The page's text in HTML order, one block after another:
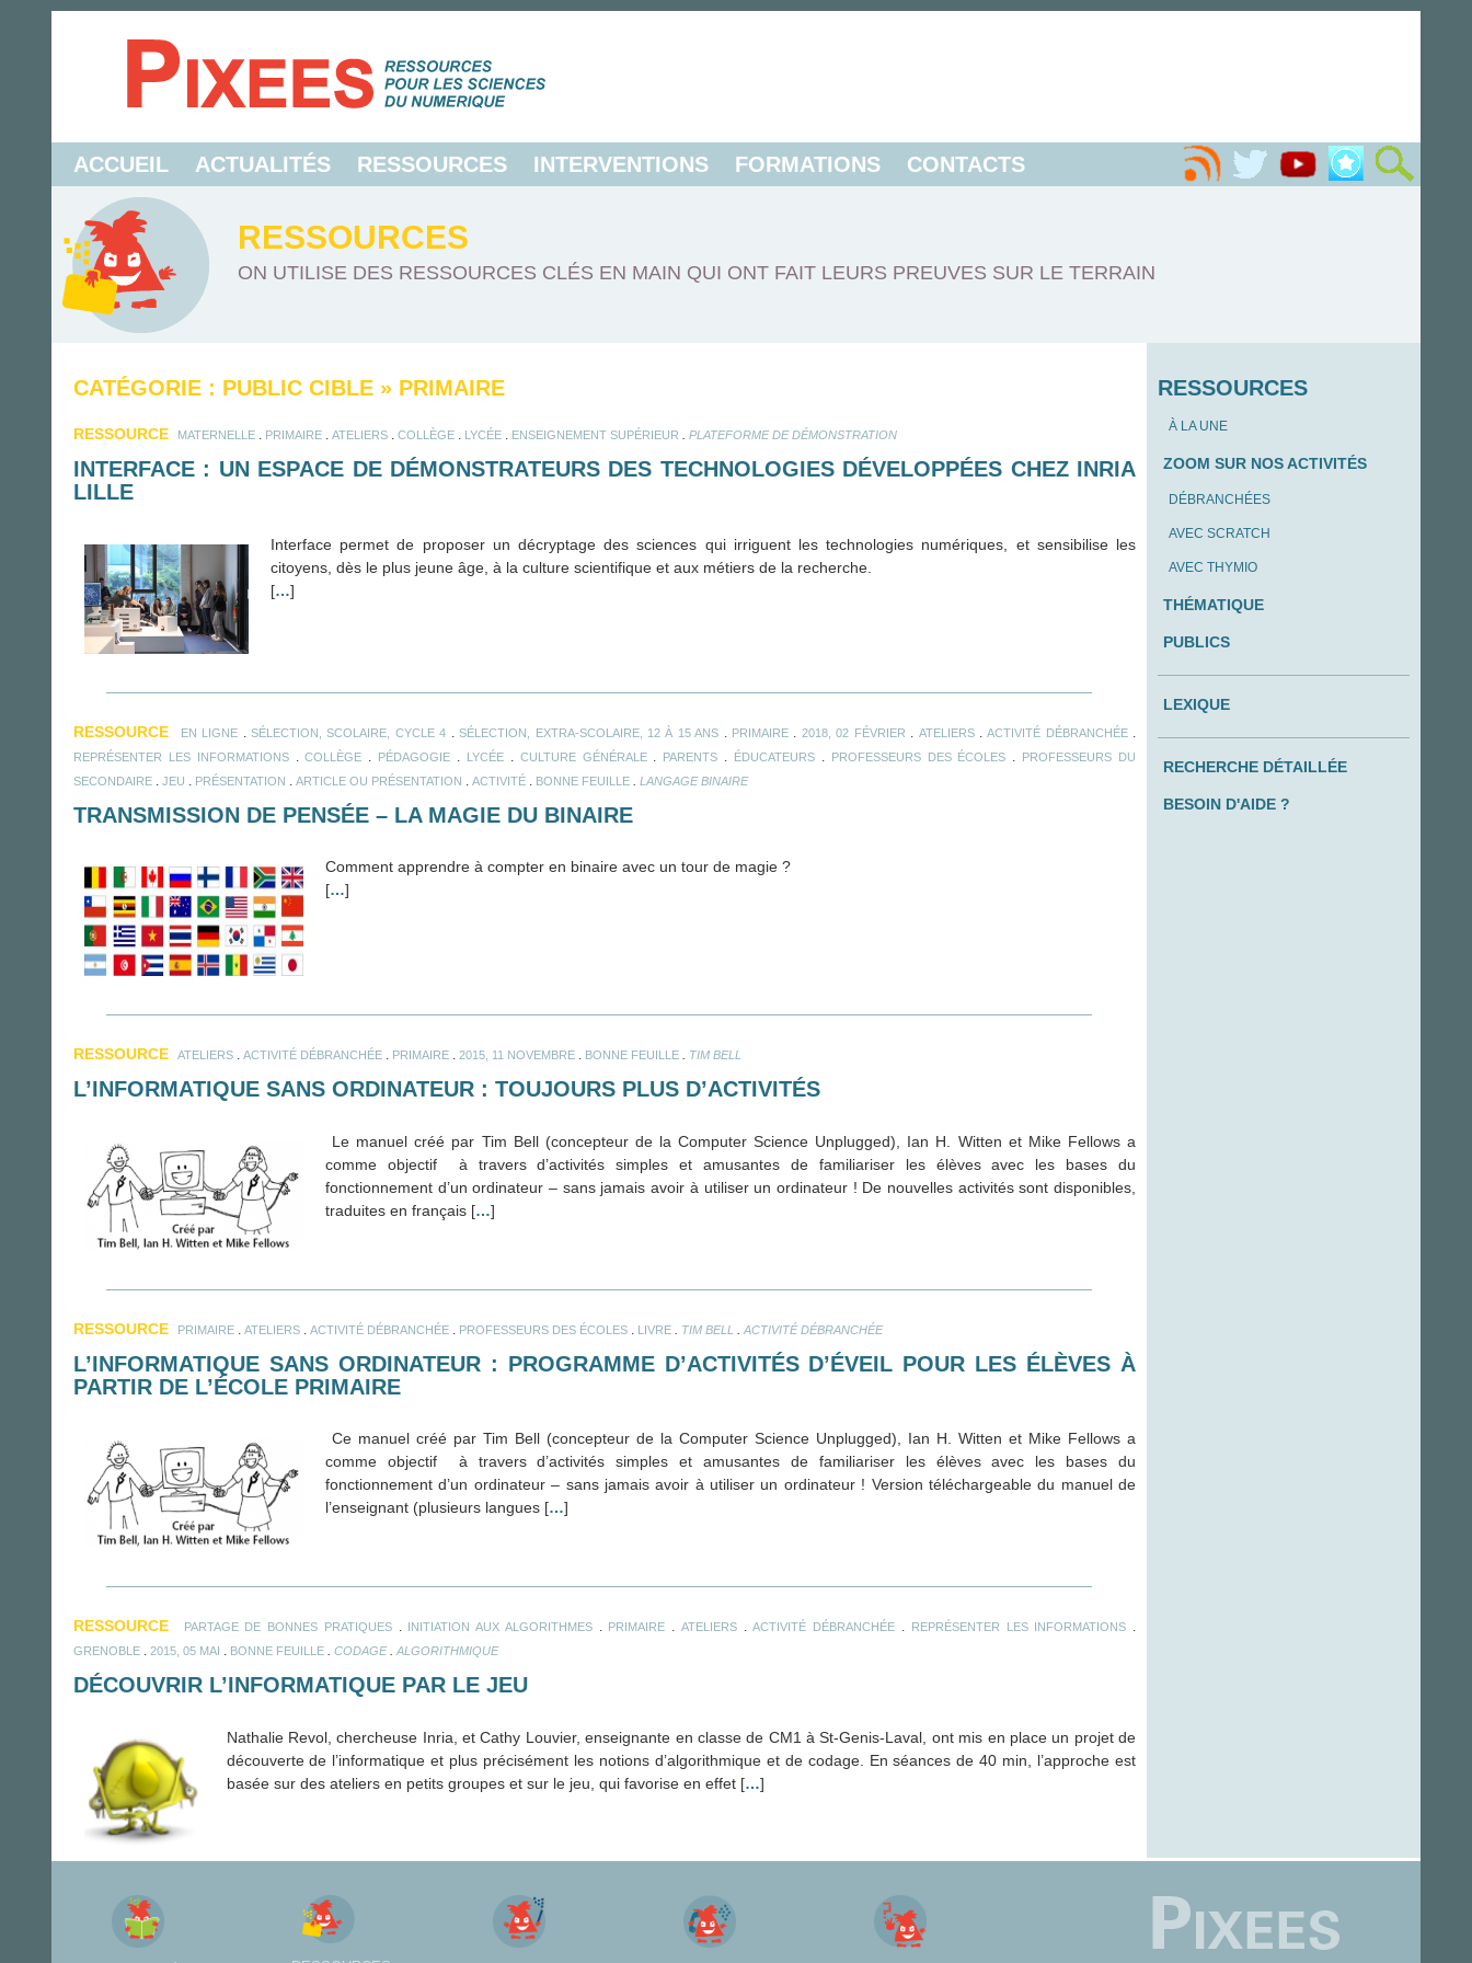
ACCUEIL ACTUALITÉS RESSOURCES INTERVENTIONS FORMATIONS CONTACTS
RESSOURCES
ON UTILISE DES RESSOURCES CLÉS EN MAIN QUI ONT FAIT LEURS PREUVES SUR LE TERRAIN
CATÉGORIE : PUBLIC CIBLE » PRIMAIRE
RESSOURCE MATERNELLE PRIMAIRE ATELIERS COLLÈGE LYCÉE ENSEIGNEMENT SUPÉRIEUR PLATEFORME DE DÉMONSTRATION
INTERFACE : UN ESPACE DE DÉMONSTRATEURS DES TECHNOLOGIES DÉVELOPPÉES CHEZ INRIA
LILLE
Interface permet de proposer un décryptage des sciences qui irriguent les technologies numériques, et sensibilise les
citoyens, dès le plus jeune âge, à la culture scientifique et aux métiers de la recherche.
[…]
RESSOURCE EN LIGNE SÉLECTION, SCOLAIRE, CYCLE 4 SÉLECTION, EXTRA-SCOLAIRE, 12 À 15 ANS PRIMAIRE 2018, 02 FÉVRIER ATELIERS. ACTIVITÉ DÉBRANCHÉE.
REPRÉSENTER LES INFORMATIONS.COLLÈGE PÉDAGOGIE LYCÉE. CULTURE GÉNÉRALE. PARENTS ÉDUCATEURS PROFESSEURS DES ÉCOLES
PROFESSEURS DU
SECONDAIRE
JEU PRÉSENTATION ARTICLE OU PRÉSENTATION ACTIVITÉ BONNE FEUILLE LANGAGE BINAIRE
TRANSMISSION DE PENSÉE – LA MAGIE DU BINAIRE
Comment apprendre à compter en binaire avec un tour de magie ?
[…]
RESSOURCE ATELIERS ACTIVITÉ DÉBRANCHÉE PRIMAIRE 2015, 11 NOVEMBRE BONNE FEUILLE TIM BELL
L’INFORMATIQUE SANS ORDINATEUR : TOUJOURS PLUS D’ACTIVITÉS
Le manuel créé par Tim Bell (concepteur de la Computer Science Unplugged), Ian H. Witten et Mike Fellows a
comme objectif à travers d’activités simples et amusantes de familiariser les élèves avec les bases du
fonctionnement d’un ordinateur – sans jamais avoir à utiliser un ordinateur ! De nouvelles activités sont disponibles,
traduites en français […]
RESSOURCE PRIMAIRE ATELIERS ACTIVITÉ DÉBRANCHÉE PROFESSEURS DES ÉCOLES LIVRE TIM BELL ACTIVITÉ DÉBRANCHÉE
L’INFORMATIQUE SANS ORDINATEUR : PROGRAMME D’ACTIVITÉS D’ÉVEIL POUR LES ÉLÈVES À
PARTIR DE L’ÉCOLE PRIMAIRE
Ce manuel créé par Tim Bell (concepteur de la Computer Science Unplugged), Ian H. Witten et Mike Fellows a
comme objectif à travers d’activités simples et amusantes de familiariser les élèves avec les bases du
fonctionnement d’un ordinateur – sans jamais avoir à utiliser un ordinateur ! Version téléchargeable du manuel de
l’enseignant (plusieurs langues […]
RESSOURCE PARTAGE DE BONNES PRATIQUES. INITIATION AUX ALGORITHMES. PRIMAIRE ATELIERS.ACTIVITÉ DÉBRANCHÉE REPRÉSENTER LES INFORMATIONS
GRENOBLE 2015, 05 MAI BONNE FEUILLE CODAGE. ALGORITHMIQUE
DÉCOUVRIR L’INFORMATIQUE PAR LE JEU
Nathalie Revol, chercheuse Inria, et Cathy Louvier, enseignante en classe de CM1 à St-Genis-Laval, ont mis en place un projet de
découverte de l’informatique et plus précisément les notions d’algorithmique et de codage. En séances de 40 min, l’approche est
basée sur des ateliers en petits groupes et sur le jeu, qui favorise en effet […]
RESSOURCES
À LA UNE
ZOOM SUR NOS ACTIVITÉS
DÉBRANCHÉES
AVEC SCRATCH
AVEC THYMIO
THÉMATIQUE
PUBLICS
LEXIQUE
RECHERCHE DÉTAILLÉE
BESOIN D'AIDE ?